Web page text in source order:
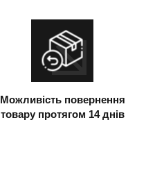
Можливість повернення
товару протягом 14 днів